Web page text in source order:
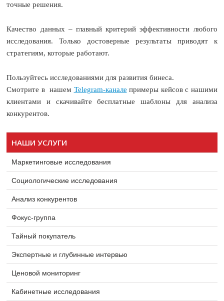
точные решения.
Качество данных – главный критерий эффективности любого
исследования. Только достоверные результаты приводят к
стратегиям, которые работают.
Пользуйтесь исследованиями для развития бинеса.
Смотрите в нашем Telegram-канале примеры кейсов с нашими
клиентами и скачивайте бесплатные шаблоны для анализа
конкурентов.
НАШИ УСЛУГИ
Маркетинговые исследования
Социологические исследования
Анализ конкурентов
Фокус-группа
Тайный покупатель
Экспертные и глубинные интервью
Ценовой мониторинг
Кабинетные исследования